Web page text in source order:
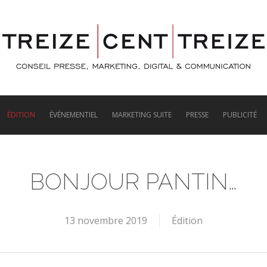
ÉDITION ÉVÉNEMENTIEL MARKETING SUITE PRESSE PUBLICITÉ
BONJOUR PANTIN…
13 novembre 2019 Édition